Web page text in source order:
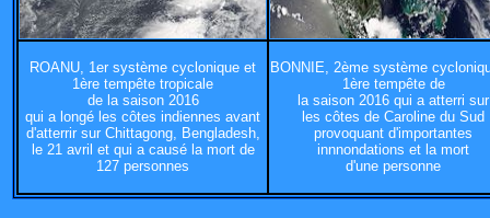
ROANU, 1er système cyclonique et
1ère tempête tropicale
de la saison 2016
qui a longé les côtes indiennes avant
d'atterrir sur Chittagong, Bengladesh,
le 21 avril et qui a causé la mort de
127 personnes
BONNIE, 2ème système
1ère tempête de
la saison 2016 qui a atterri sur
les côtes de Caroline du Sud
provoquant d'importantes
innnondations et la mort
d'une personne